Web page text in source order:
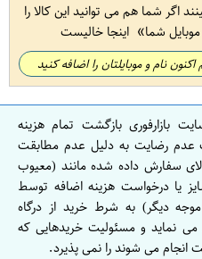
اگر شما هم می توانید این کالا را
شما اینجا خالیست
نام و موبایلتان را اضافه کنید
بازارفوری بازگشت تمام هزینه
عدم رضایت به دلیل عدم مطابقت
سفارش داده شده مانند (معیوب
یا درخواست هزینه اضافه توسط
دیگر) به شرط خرید از درگاه
نماید و مسئولیت خریدهایی که
انجام می شوند را نمی پذیرد.